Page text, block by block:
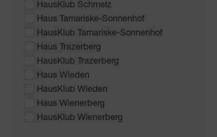
HausKlub Schmelz
Haus Tamariske-Sonnenhof
HausKlub Tamariske-Sonnenhof
Haus Trazerberg
HausKlub Trazerberg
Haus Wieden
HausKlub Wieden
Haus Wienerberg
HausKlub Wienerberg